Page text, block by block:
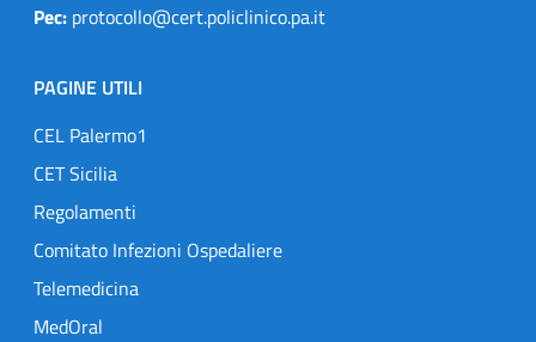
Pec: protocollo@cert.policlinico.pa.it
PAGINE UTILI
CEL Palermo1
CET Sicilia
Regolamenti
Comitato Infezioni Ospedaliere
Telemedicina
MedOral